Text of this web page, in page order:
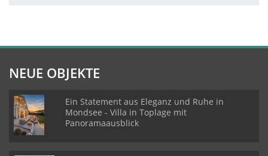
NEUE OBJEKTE
Ein Statement aus Eleganz und Ruhe in
Mondsee - Villa in Toplage mit
Panoramaausblick